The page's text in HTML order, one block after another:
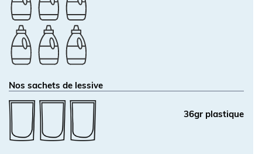
Nos sachets de lessive
36gr plastique